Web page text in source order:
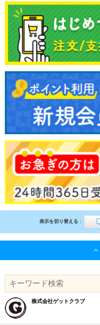
表示を切り替える :
株式会社ゲットクラブ